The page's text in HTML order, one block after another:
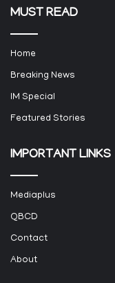
MUST READ
Home
Breaking News
IM Special
Featured Stories
IMPORTANT LINKS
Mediaplus
QBCD
Contact
About